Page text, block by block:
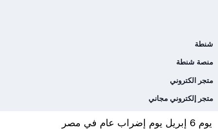
شنطة
منصة شنطة
متجر الكتروني
متجر إلكتروني مجاني
يوم 6 إبريل يوم إضراب عام في مصر‏